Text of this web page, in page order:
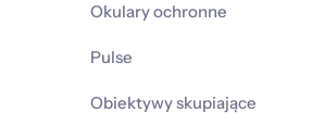
Okulary ochronne
Pulse
Obiektywy skupiające